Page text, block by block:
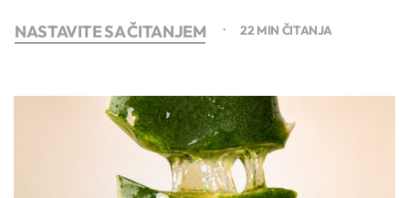
NASTAVITE SA ČITANJEM 22 MIN ČITANJA